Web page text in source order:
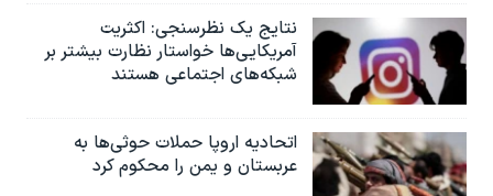
نتایج یک نظرسنجی: اکثریت
آمریکایی‌ها خواستار نظارت بیشتر بر
شبکه‌های اجتماعی هستند
اتحادیه اروپا حملات حوثی‌ها به
عربستان و یمن را محکوم کرد